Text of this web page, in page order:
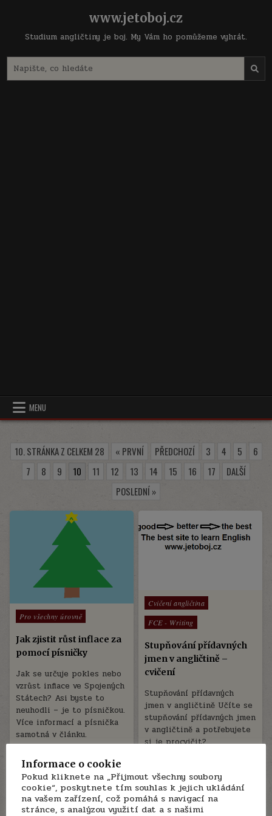
www.jetoboj.cz
Studium angličtiny je boj. My Vám ho pomůžeme vyhrát.
for:
MENU
10. STRÁNKA Z CELKEM 28 « PRVNÍ PŘEDCHOZÍ 3 4 5
6
7
8 9 10 11 12 13 14 15 16 17
DALŠÍ
POSLEDNÍ »
Posted
in
Pro všechny úrovně
Jak zjistit růst inflace za
pomocí písničky
Jak se určuje pokles nebo
vzrůst inflace ve Spojených
Státech? Asi byste to
neuhodli – je to písničkou.
Více informací a písnička
samotná v článku.
Posted
in
Cvičení angličtina
FCE - Writing
Stupňování přídavných
jmen v angličtině –
cvičení
Stupňování přídavných
jmen v angličtině Učíte se
stupňování přídavných jmen
v angličtině a potřebujete
si je procvičit?…
Informace o cookie
Pokud kliknete na „Přijmout všechny soubory
cookie“, poskytnete tím souhlas k jejich ukládání
na vašem zařízení, což pomáhá s navigací na
stránce, s analýzou využití dat a s našimi